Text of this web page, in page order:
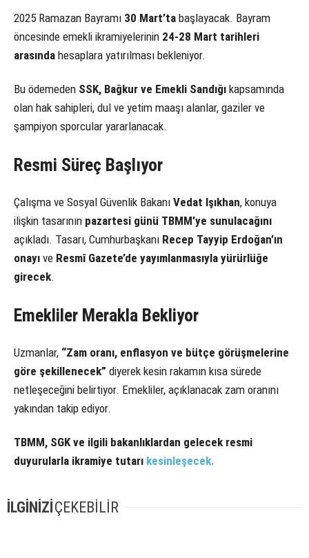
2025 Ramazan Bayramı 30 Mart’ta başlayacak. Bayram
öncesinde emekli ikramiyelerinin 24-28 Mart tarihleri
arasında hesaplara yatırılması bekleniyor.
Bu ödemeden SSK, Bağkur ve Emekli Sandığı kapsamında
olan hak sahipleri, dul ve yetim maaşı alanlar, gaziler ve
şampiyon sporcular yararlanacak.
Resmi Süreç Başlıyor
Çalışma ve Sosyal Güvenlik Bakanı Vedat Işıkhan, konuya
ilişkin tasarının pazartesi günü TBMM’ye sunulacağını
açıkladı. Tasarı, Cumhurbaşkanı Recep Tayyip Erdoğan’ın
onayı ve Resmî Gazete’de yayımlanmasıyla yürürlüğe
girecek.
Emekliler Merakla Bekliyor
Uzmanlar, “Zam oranı, enflasyon ve bütçe görüşmelerine
göre şekillenecek” diyerek kesin rakamın kısa sürede
netleşeceğini belirtiyor. Emekliler, açıklanacak zam oranını
yakından takip ediyor.
TBMM, SGK ve ilgili bakanlıklardan gelecek resmi
duyurularla ikramiye tutarı kesinleşecek.
İLGİNİZİ ÇEKEBİLİR